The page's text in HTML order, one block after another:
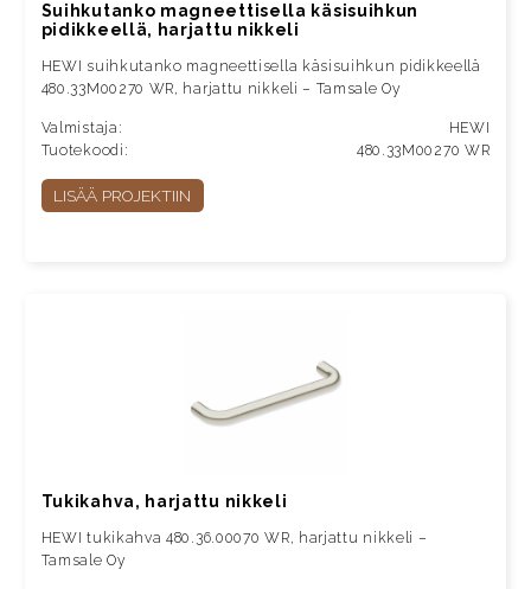
Suihkutanko magneettisella käsisuihkun
pidikkeellä, harjattu nikkeli
HEWI suihkutanko magneettisella käsisuihkun pidikkeellä
480.33M00270 WR, harjattu nikkeli – Tamsale Oy
Valmistaja:
HEWI
Tuotekoodi:
480.33M00270 WR
LISÄÄ PROJEKTIIN
Tukikahva, harjattu nikkeli
HEWI tukikahva 480.36.00070 WR, harjattu nikkeli –
Tamsale Oy